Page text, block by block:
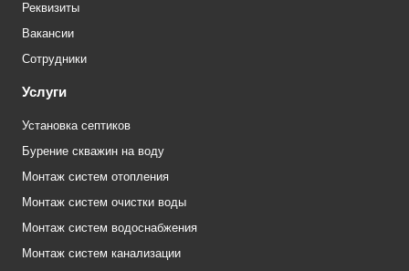
Реквизиты
Вакансии
Сотрудники
Услуги
Установка септиков
Бурение скважин на воду
Монтаж систем отопления
Монтаж систем очистки воды
Монтаж систем водоснабжения
Монтаж систем канализации